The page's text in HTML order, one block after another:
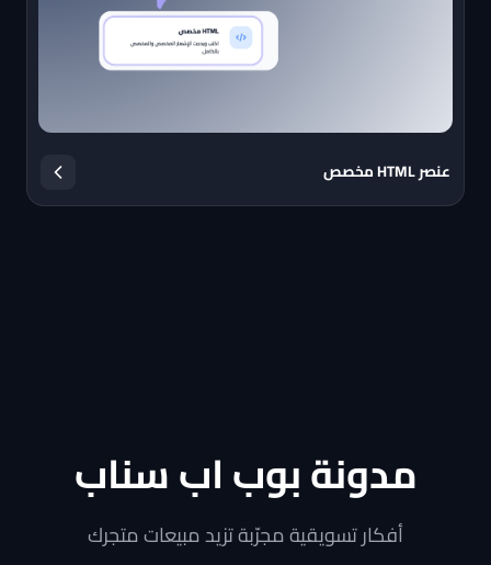
عنصر HTML مخصص
مدونة بوب اب سناب
أفكار تسويقية مجرّبة تزيد مبيعات متجرك